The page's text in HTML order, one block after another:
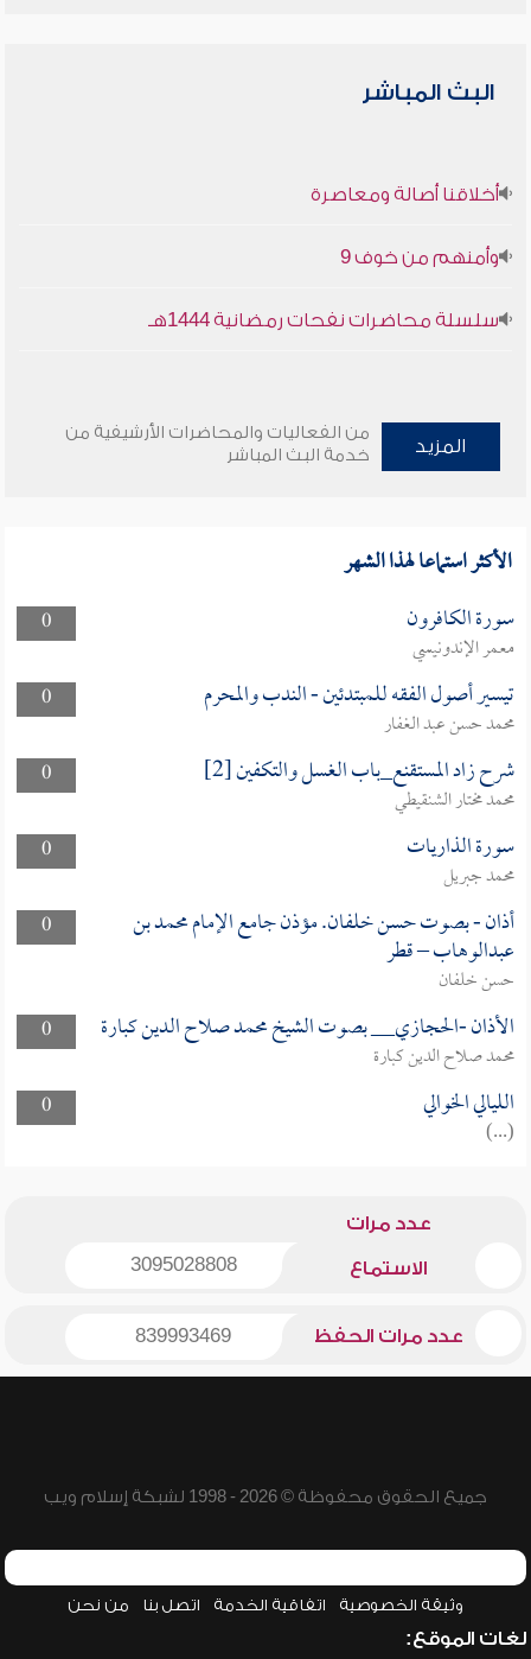
البث المباشر
أخلاقنا أصالة ومعاصرة
وأمنهم من خوف 9
سلسلة محاضرات نفحات رمضانية 1444هـ
المزيد
من الفعاليات والمحاضرات الأرشيفية من
خدمة البث المباشر
الأكثر استماعا لهذا الشهر
0 سورة الكافرون
معمر الإندونيسي
0
تيسير أصول الفقه للمبتدئين - الندب والمحرم
محمد حسن عبد الغفار
0
شرح زاد المستقنع_باب الغسل والتكفين [2]
محمد مختار الشنقيطي
0
سورة الذاريات
محمد جبريل
0
أذان - بصوت حسن خلفان. مؤذن جامع الإمام محمد بن
عبدالوهاب – قطر
حسن خلفان
0
الأذان -الحجازي__ بصوت الشيخ محمد صلاح الدين كبارة
محمد صلاح الدين كبارة
0
الليالي الخوالي
(...)
عدد مرات
الاستماع 3095028808
عدد مرات الحفظ 839993469
جميع الحقوق محفوظة © 2026 - 1998 لشبكة إسلام ويب
وثيقة الخصوصية اتفاقية الخدمة اتصل بنا من نحن
لغات الموقع: